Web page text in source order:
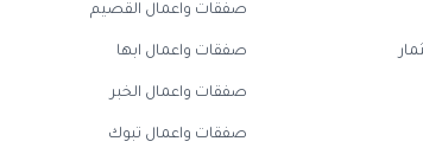
صفقات واعمال القصيم
صفقات واعمال ابها
صفقات واعمال الخبر
صفقات واعمال تبوك